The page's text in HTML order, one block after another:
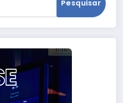
Pesquisar